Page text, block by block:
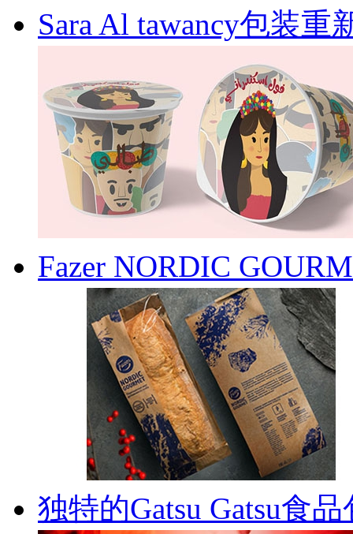
Sara Al tawancy包装重
Fazer NORDIC
独特的Gatsu Gatsu食